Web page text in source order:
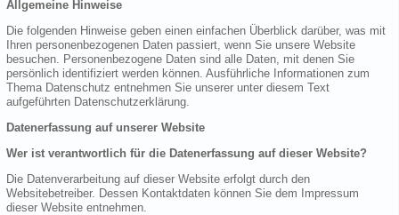
Allgemeine Hinweise
Die folgenden Hinweise geben einen einfachen Überblick darüber, was mit
Ihren personenbezogenen Daten passiert, wenn Sie unsere Website
besuchen. Personenbezogene Daten sind alle Daten, mit denen Sie
persönlich identifiziert werden können. Ausführliche Informationen zum
Thema Datenschutz entnehmen Sie unserer unter diesem Text
aufgeführten Datenschutzerklärung.
Datenerfassung auf unserer Website
Wer ist verantwortlich für die Datenerfassung auf dieser Website?
Die Datenverarbeitung auf dieser Website erfolgt durch den
Websitebetreiber. Dessen Kontaktdaten können Sie dem Impressum
dieser Website entnehmen.